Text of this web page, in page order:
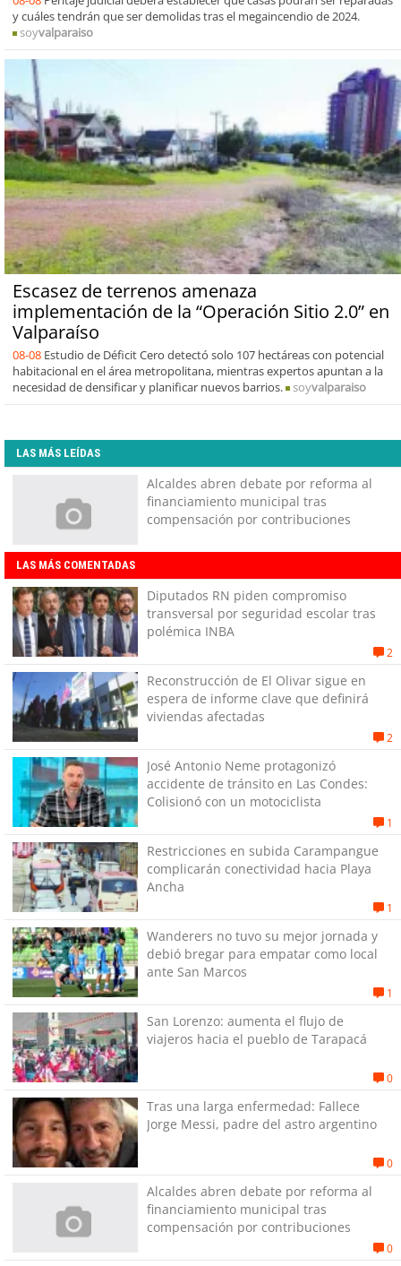
y cuáles tendrán que ser demolidas tras el megaincendio de 2024.
soyvalparaiso
Escasez de terrenos amenaza
implementación de la “Operación Sitio 2.0” en
Valparaíso
08-08 Estudio de Déficit Cero detectó solo 107 hectáreas con potencial
habitacional en el área metropolitana, mientras expertos apuntan a la
necesidad de densificar y planificar nuevos barrios.
soyvalparaiso
LAS MÁS LEÍDAS
Alcaldes abren debate por reforma al
financiamiento municipal tras
compensación por contribuciones
LAS MÁS COMENTADAS
Diputados RN piden compromiso
transversal por seguridad escolar tras
polémica INBA
2
Reconstrucción de El Olivar sigue en
espera de informe clave que definirá
viviendas afectadas
2
José Antonio Neme protagonizó
accidente de tránsito en Las Condes:
Colisionó con un motociclista
1
Restricciones en subida Carampangue
complicarán conectividad hacia Playa
Ancha
1
Wanderers no tuvo su mejor jornada y
debió bregar para empatar como local
ante San Marcos
1
San Lorenzo: aumenta el flujo de
viajeros hacia el pueblo de Tarapacá
0
Tras una larga enfermedad: Fallece
Jorge Messi, padre del astro argentino
0
Alcaldes abren debate por reforma al
financiamiento municipal tras
compensación por contribuciones
0